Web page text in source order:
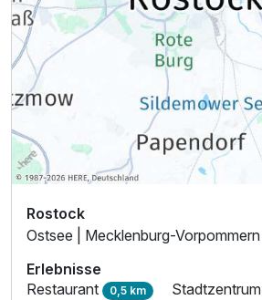
Einzelzimmer
1 Erwachsenen
Rostock
Ostsee | Mecklenburg-Vorpommern
Erlebnisse
Restaurant 0,5 km Stadtzentrum